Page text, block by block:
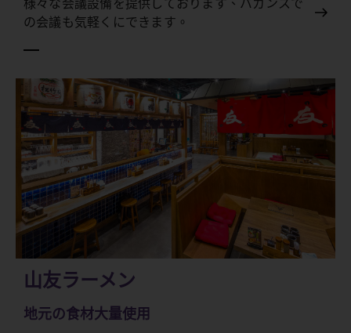
の会議も気軽くにできます。
山友ラーメン
地元の食材大量使用